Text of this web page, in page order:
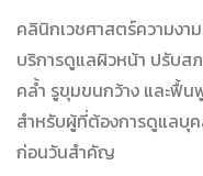
คลินิกเวชศาสตร์ความงา
บริการดูแลผิวหน้า ปรับ
คล้ำ รูขุมขนกว้าง และฟื้น
สำหรับผู้ที่ต้องการดูแลบุ
ก่อนวันสำคัญ